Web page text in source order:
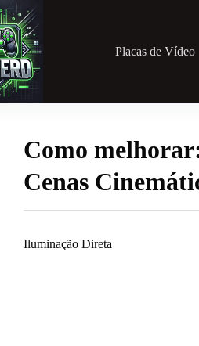
Placas de Vídeo
Como
Cenas
Iluminação Direta